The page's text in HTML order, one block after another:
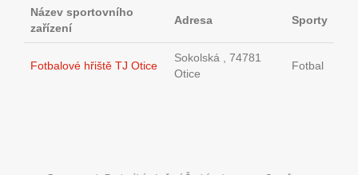
Název sportovního
zařízení
Adresa Sporty
Fotbalové hřiště TJ Otice
Sokolská , 74781
Otice
Fotbal